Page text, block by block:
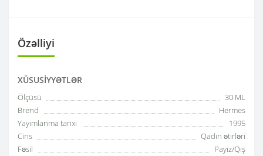
Özəlliyi
XÜSUSIYYƏTLƏR
Ölçüsü
30 ML
Brend
Hermes
Yayımlanma tarixi
1995
Cins
Qadın ətirləri
Fəsil
Payız/Qış